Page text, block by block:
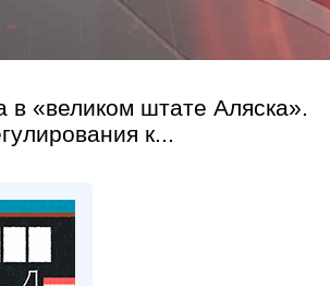
в «великом штате Аляска».
к...